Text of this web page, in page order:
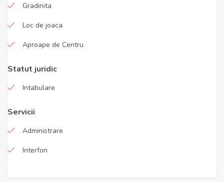
Gradinita
Loc de joaca
Aproape de Centru
Statut juridic
Intabulare
Servicii
Administrare
Interfon